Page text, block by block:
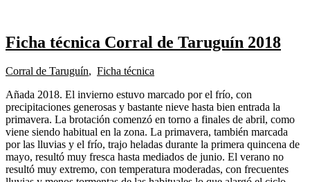
Ficha técnica Corral de Taruguín 2018
Corral de Taruguín, Ficha técnica
Añada 2018. El invierno estuvo marcado por el frío, con
precipitaciones generosas y bastante nieve hasta bien entrada la
primavera. La brotación comenzó en torno a finales de abril, como
viene siendo habitual en la zona. La primavera, también marcada
por las lluvias y el frío, trajo heladas durante la primera quincena de
mayo, resultó muy fresca hasta mediados de junio. El verano no
resultó muy extremo, con temperatura moderadas, con frecuentes